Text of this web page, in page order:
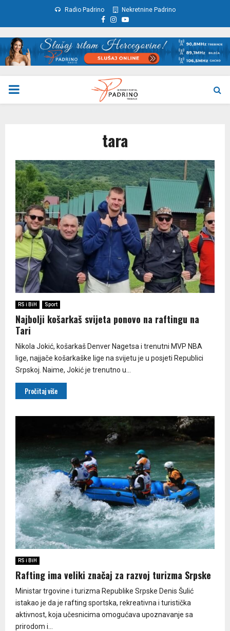
Radio Padrino Nekretnine Padrino
Facebook
Instagram
Youtube
PRIMARY
tara
RS i BiH Sport
Najbolji košarkaš svijeta ponovo na raftingu na
Tari
Nikola Jokić, košarkaš Denver Nagetsa i trenutni MVP NBA
lige, najjače košarkaške lige na svijetu je u posjeti Republici
Srpskoj. Naime, Jokić je trenutno u...
Pročitaj više
RS i BiH
Rafting ima veliki značaj za razvoj turizma Srpske
Ministar trgovine i turizma Republike Srpske Denis Šulić
istakao je da je rafting sportska, rekreativna i turistička
aktivnost, koja učesnicima omogućava upoznavanje sa
prirodom i...